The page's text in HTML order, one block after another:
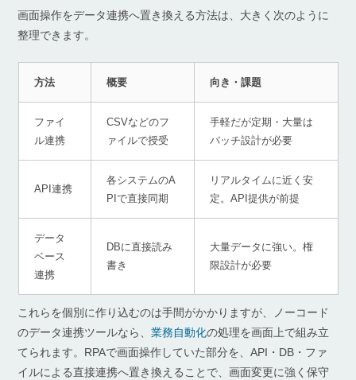
画面操作をデータ連携へ置き換える方法は、大きく次のように
整理できます。
方法 概要 向き・課題
ファイ
ル連携
CSVなどのフ
ァイルで授受
手軽だが定期・大量は
バッチ設計が必要
API連携
各システムのA
PIで直接同期
リアルタイムに近く安
定。API提供が前提
データ
ベース
連携
DBに直接読み
書き
大量データに強い。権
限設計が必要
これらを個別に作り込むのは手間がかかりますが、ノーコード
のデータ連携ツールなら、業務自動化の処理を画面上で組み立
てられます。RPAで画面操作していた部分を、API・DB・ファ
イルによる直接連携へ置き換えることで、画面変更に強く保守